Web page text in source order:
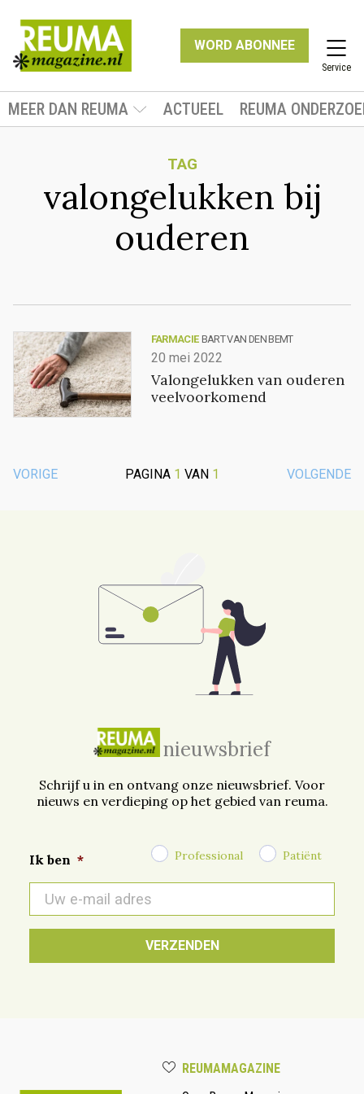
WORD ABONNEE
Service
MEER DAN REUMA ACTUEEL REUMA
TAG
valongelukken bij
ouderen
FARMACIE BART VAN DEN BEMT
20 mei 2022
Valongelukken van ouderen
veelvoorkomend
VORIGE PAGINA 1 VAN 1 VOLGENDE
nieuwsbrief
Schrijf u in en ontvang onze nieuwsbrief. Voor
nieuws en verdieping op het gebied van reuma.
Ik ben * Professional Patiënt
mail
*
REUMAMAGAZINE